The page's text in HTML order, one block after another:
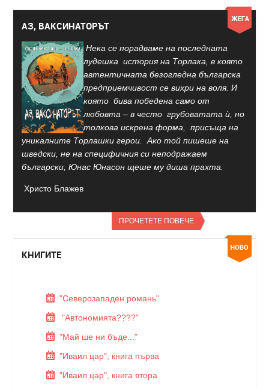
АЗ, ВАКСИНАТОРЪТ
Нека се порадваме на последната
лудешка история на Торлака, в която
автентичната безогледна българска
предприемчивост се вихри на воля. И
която бива победена само от
любовта – в често грубоватата ѝ, но
толкова искрена форма, присъща на
уникалните Торлашки герои. Ако той пишеше на
шведски, не на специфичния си неподражаем
български, Юнас Юнасон щеше му диша прахта.
Христо Блажев
ПРОЧЕТЕТЕ ПОВЕЧЕ
КНИГИТЕ
"Северозападен романь"
"Автономията????"
"Май ше ни бъде..."
"Иваил цар", книга първа
"Иваил цар", книга втора